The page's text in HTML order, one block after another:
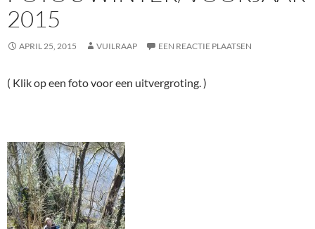
2015
APRIL 25, 2015 VUILRAAP EEN REACTIE PLAATSEN
( Klik op een foto voor een uitvergroting. )